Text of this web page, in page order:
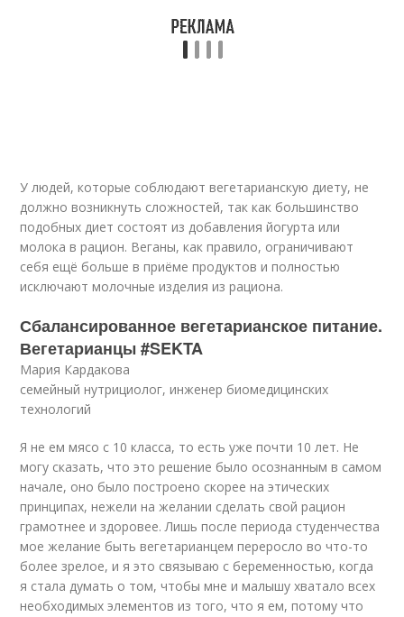
У людей, которые соблюдают вегетарианскую диету, не
должно возникнуть сложностей, так как большинство
подобных диет состоят из добавления йогурта или
молока в рацион. Веганы, как правило, ограничивают
себя ещё больше в приёме продуктов и полностью
исключают молочные изделия из рациона.
Сбалансированное вегетарианское питание.
Вегетарианцы #SEKTA
Мария Кардакова
семейный нутрициолог, инженер биомедицинских
технологий
Я не ем мясо с 10 класса, то есть уже почти 10 лет. Не
могу сказать, что это решение было осознанным в самом
начале, оно было построено скорее на этических
принципах, нежели на желании сделать свой рацион
грамотнее и здоровее. Лишь после периода студенчества
мое желание быть вегетарианцем переросло во что-то
более зрелое, и я это связываю с беременностью, когда
я стала думать о том, чтобы мне и малышу хватало всех
необходимых элементов из того, что я ем, потому что